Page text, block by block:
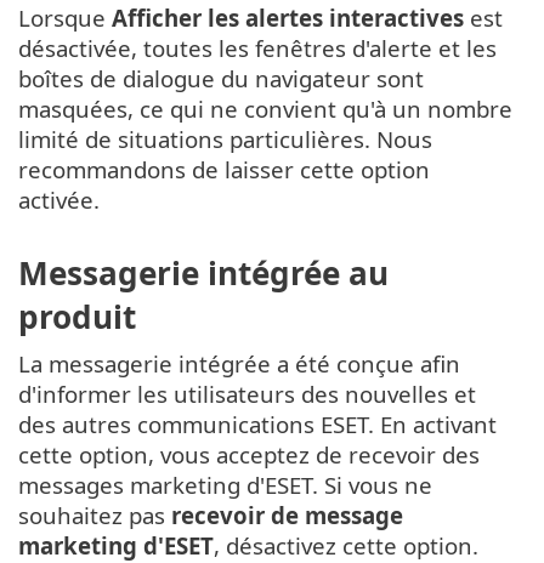
Lorsque Afficher les alertes interactives est
désactivée, toutes les fenêtres d'alerte et les
boîtes de dialogue du navigateur sont
masquées, ce qui ne convient qu'à un nombre
limité de situations particulières. Nous
recommandons de laisser cette option
activée.
Messagerie intégrée au
produit
La messagerie intégrée a été conçue afin
d'informer les utilisateurs des nouvelles et
des autres communications ESET. En activant
cette option, vous acceptez de recevoir des
messages marketing d'ESET. Si vous ne
souhaitez pas recevoir de message
marketing d'ESET, désactivez cette option.